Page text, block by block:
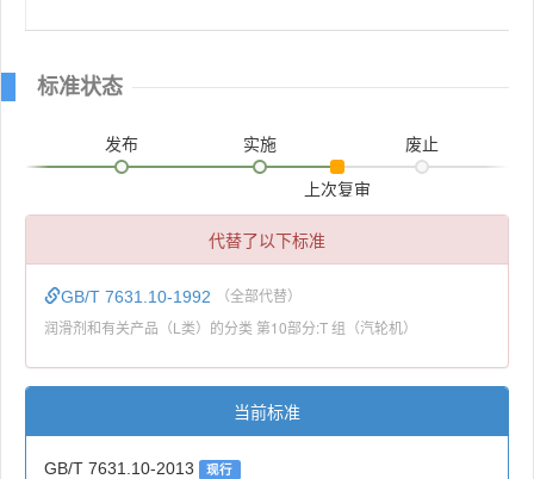
标准状态
发布 实施
上次复审
废止
代替了以下标准
GB/T 7631.10-1992 （全部代替）
润滑剂和有关产品（L类）的分类 第10部分:T 组（汽轮机）
当前标准
GB/T 7631.10-2013 现行